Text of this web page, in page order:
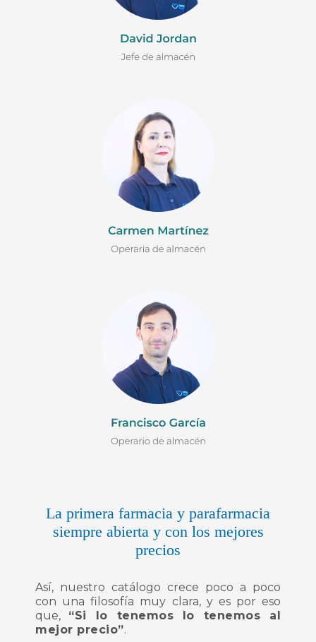
La primera farmacia y parafarmacia
siempre abierta y con los mejores
precios
Así, nuestro catálogo crece poco a poco
con una filosofía muy clara, y es por eso
que, “Si lo tenemos lo tenemos al
mejor precio”.